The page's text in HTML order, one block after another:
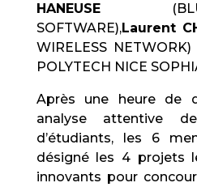
HANEUSE
SOFTWARE),Laurent
WIRELESS
POLYTECH NICE
Après une heure de
analyse attentive
d’étudiants, les 6
désigné les 4 projets
innovants pour